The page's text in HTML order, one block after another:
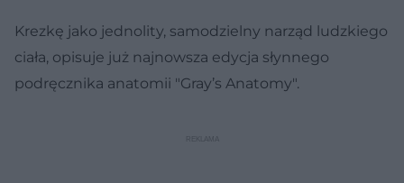
Krezkę jako jednolity, samodzielny narząd ludzkiego
ciała, opisuje już najnowsza edycja słynnego
podręcznika anatomii "Gray’s Anatomy".